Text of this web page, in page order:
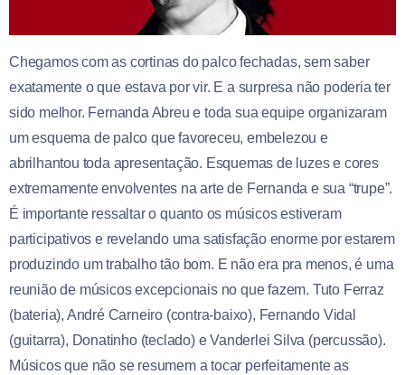
Chegamos com as cortinas do palco fechadas, sem saber
exatamente o que estava por vir. E a surpresa não poderia ter
sido melhor. Fernanda Abreu e toda sua equipe organizaram
um esquema de palco que favoreceu, embelezou e
abrilhantou toda apresentação. Esquemas de luzes e cores
extremamente envolventes na arte de Fernanda e sua “trupe”.
É importante ressaltar o quanto os músicos estiveram
participativos e revelando uma satisfação enorme por estarem
produzindo um trabalho tão bom. E não era pra menos, é uma
reunião de músicos excepcionais no que fazem. Tuto Ferraz
(bateria), André Carneiro (contra-baixo), Fernando Vidal
(guitarra), Donatinho (teclado) e Vanderlei Silva (percussão).
Músicos que não se resumem a tocar perfeitamente as